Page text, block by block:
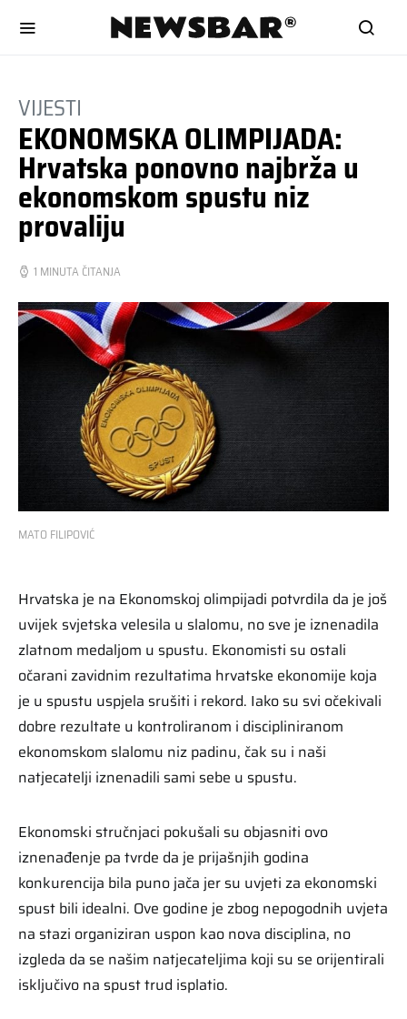
VIJESTI
EKONOMSKA OLIMPIJADA:
Hrvatska ponovno najbrža u
ekonomskom spustu niz
provaliju
1 MINUTA ČITANJA
MATO FILIPOVIĆ
Hrvatska je na Ekonomskoj olimpijadi potvrdila da je još
uvijek svjetska velesila u slalomu, no sve je iznenadila
zlatnom medaljom u spustu. Ekonomisti su ostali
očarani zavidnim rezultatima hrvatske ekonomije koja
je u spustu uspjela srušiti i rekord. Iako su svi očekivali
dobre rezultate u kontroliranom i discipliniranom
ekonomskom slalomu niz padinu, čak su i naši
natjecatelji iznenadili sami sebe u spustu.
Ekonomski stručnjaci pokušali su objasniti ovo
iznenađenje pa tvrde da je prijašnjih godina
konkurencija bila puno jača jer su uvjeti za ekonomski
spust bili idealni. Ove godine je zbog nepogodnih uvjeta
na stazi organiziran uspon kao nova disciplina, no
izgleda da se našim natjecateljima koji su se orijentirali
isključivo na spust trud isplatio.